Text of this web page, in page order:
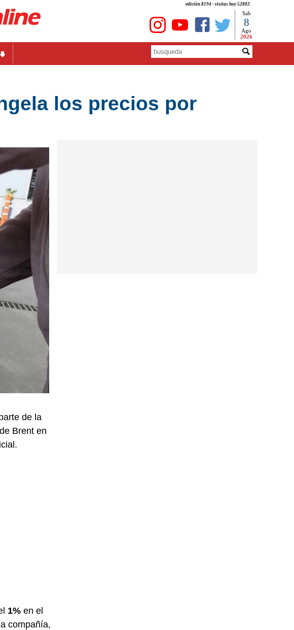
edición 8194 - visitas hoy 52803
Sab
8
Ago
2026
los precios por
de la
Brent en
1% en el
compañía,